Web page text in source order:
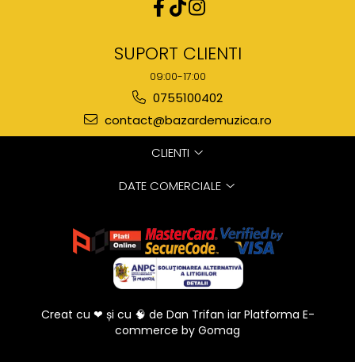
SUPORT CLIENTI
09:00-17:00
0755100402
contact@bazardemuzica.ro
CLIENTI
DATE COMERCIALE
Creat cu ❤ și cu 🧠 de Dan Trifan iar Platforma E-
commerce by Gomag